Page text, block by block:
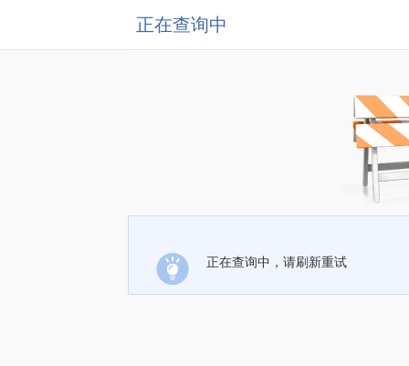
正在查询中
正在查询中，请刷新重试